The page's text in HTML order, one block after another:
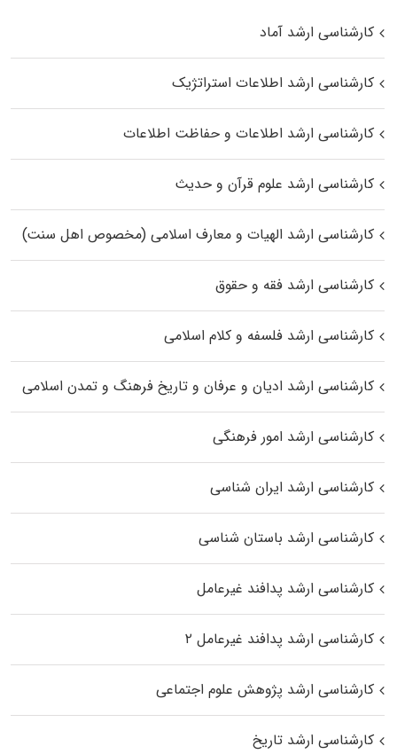
کارشناسی ارشد آماد
کارشناسی ارشد اطلاعات استراتژیک
کارشناسی ارشد اطلاعات و حفاظت اطلاعات
کارشناسی ارشد علوم قرآن و حدیث
کارشناسی ارشد الهیات و معارف اسلامی (مخصوص اهل سنت)
کارشناسی ارشد فقه و حقوق
کارشناسی ارشد فلسفه و کلام اسلامی
کارشناسی ارشد ادیان و عرفان و تاریخ فرهنگ و تمدن اسلامی
کارشناسی ارشد امور فرهنگی
کارشناسی ارشد ایران شناسی
کارشناسی ارشد باستان شناسی
کارشناسی ارشد پدافند غیرعامل
کارشناسی ارشد پدافند غیرعامل ۲
کارشناسی ارشد پژوهش علوم اجتماعی
کارشناسی ارشد تاریخ